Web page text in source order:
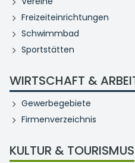
Freizeiteinrichtungen
Schwimmbad
Sportstätten
WIRTSCHAFT &
Gewerbegebiete
Firmenverzeichnis
KULTUR & TOURISMUS